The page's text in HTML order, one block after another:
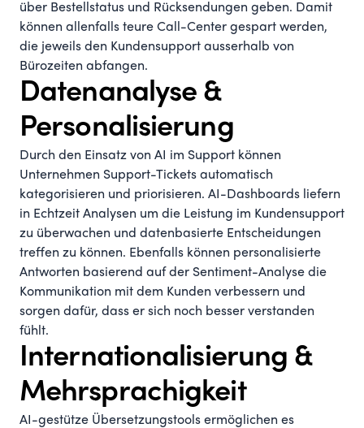
über Bestellstatus und Rücksendungen geben. Damit
können allenfalls teure Call-Center gespart werden,
die jeweils den Kundensupport ausserhalb von
Bürozeiten abfangen.
Datenanalyse &
Personalisierung
Durch den Einsatz von AI im Support können
Unternehmen Support-Tickets automatisch
kategorisieren und priorisieren. AI-Dashboards liefern
in Echtzeit Analysen um die Leistung im Kundensupport
zu überwachen und datenbasierte Entscheidungen
treffen zu können. Ebenfalls können personalisierte
Antworten basierend auf der Sentiment-Analyse die
Kommunikation mit dem Kunden verbessern und
sorgen dafür, dass er sich noch besser verstanden
fühlt.
Internationalisierung &
Mehrsprachigkeit
AI-gestütze Übersetzungstools ermöglichen es